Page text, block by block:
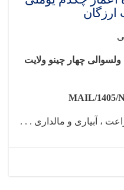
ارزگان
چهار چینو ولایت
MAIL/1405/
، آبیاری و مالداری . . .